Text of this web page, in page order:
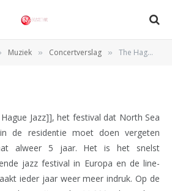
Muziek » Concertverslag » The Hague Jazz, dag 1 (11-06-2010)
dag 1 (11-06-
Jazz]], het festival dat North Sea
de residentie moet doen vergeten
alweer 5 jaar. Het is het snelst
jazz festival in Europa en de line-
ieder jaar weer meer indruk. Op de